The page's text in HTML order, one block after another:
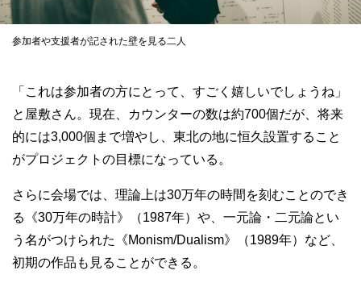
参加者や支援者が記された壁を見る二人
「これは参加者の方にとって、すごく嬉しいでしょうね」
と屋敷さん。現在、カウンターの数は約700個だが、将来
的には3,000個まで増やし、東北の地に恒久設置すること
がプロジェクトの目標になっている。
さらに会場では、理論上は30万年の時間を刻むことのでき
る《30万年の時計》（1987年）や、一元論・二元論とい
う名がつけられた《Monism/Dualism》（1989年）など、
初期の作品も見ることができる。